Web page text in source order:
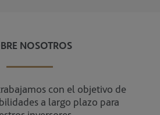
NOSOTROS
trabajamos con el objetivo de
a largo plazo para